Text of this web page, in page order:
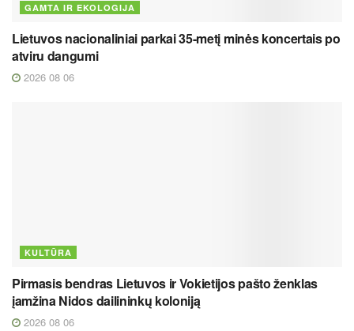
GAMTA IR EKOLOGIJA
Lietuvos nacionaliniai parkai 35-metį minės koncertais po
atviru dangumi
2026 08 06
KULTŪRA
Pirmasis bendras Lietuvos ir Vokietijos pašto ženklas
įamžina Nidos dailininkų koloniją
2026 08 06